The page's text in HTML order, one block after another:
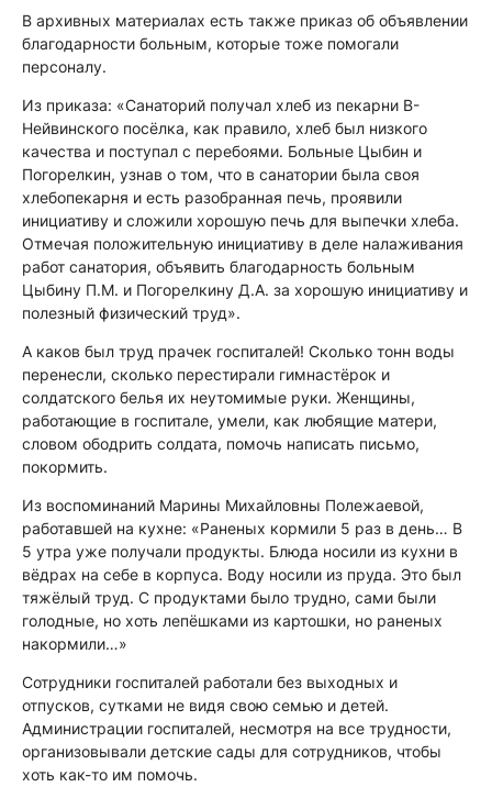
В архивных материалах есть также приказ об объявлении
благодарности больным, которые тоже помогали
персоналу.
Из приказа: «Санаторий получал хлеб из пекарни В-
Нейвинского посёлка, как правило, хлеб был низкого
качества и поступал с перебоями. Больные Цыбин и
Погорелкин, узнав о том, что в санатории была своя
хлебопекарня и есть разобранная печь, проявили
инициативу и сложили хорошую печь для выпечки хлеба.
Отмечая положительную инициативу в деле налаживания
работ санатория, объявить благодарность больным
Цыбину П.М. и Погорелкину Д.А. за хорошую инициативу и
полезный физический труд».
А каков был труд прачек госпиталей! Сколько тонн воды
перенесли, сколько перестирали гимнастёрок и
солдатского белья их неутомимые руки. Женщины,
работающие в госпитале, умели, как любящие матери,
словом ободрить солдата, помочь написать письмо,
покормить.
Из воспоминаний Марины Михайловны Полежаевой,
работавшей на кухне: «Раненых кормили 5 раз в день… В
5 утра уже получали продукты. Блюда носили из кухни в
вёдрах на себе в корпуса. Воду носили из пруда. Это был
тяжёлый труд. С продуктами было трудно, сами были
голодные, но хоть лепёшками из картошки, но раненых
накормили…»
Сотрудники госпиталей работали без выходных и
отпусков, сутками не видя свою семью и детей.
Администрации госпиталей, несмотря на все трудности,
организовывали детские сады для сотрудников, чтобы
хоть как-то им помочь.